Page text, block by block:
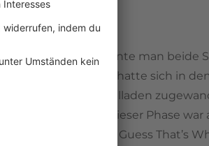
Entschuldigend könnte man beide
hatte sich in
80ern wieder den Balladen
typischer Vertreter dieser Phase war
erfolgreiche Single "I Guess That’s